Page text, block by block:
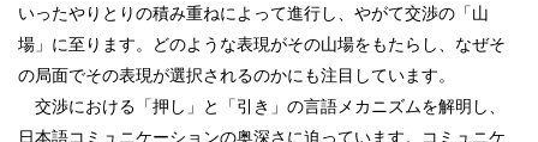
いったやりとりの積み重ねによって進行し、やがて交渉の「山
場」に至ります。どのような表現がその山場をもたらし、なぜそ
の局面でその表現が選択されるのかにも注目しています。
交渉における「押し」と「引き」の言語メカニズムを解明し、
日本語コミュニケーションの奥深さに迫っています。コミュニケ